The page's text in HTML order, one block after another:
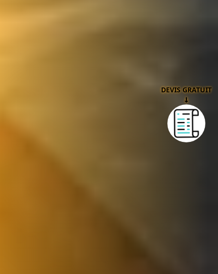
DEVIS GRATUIT